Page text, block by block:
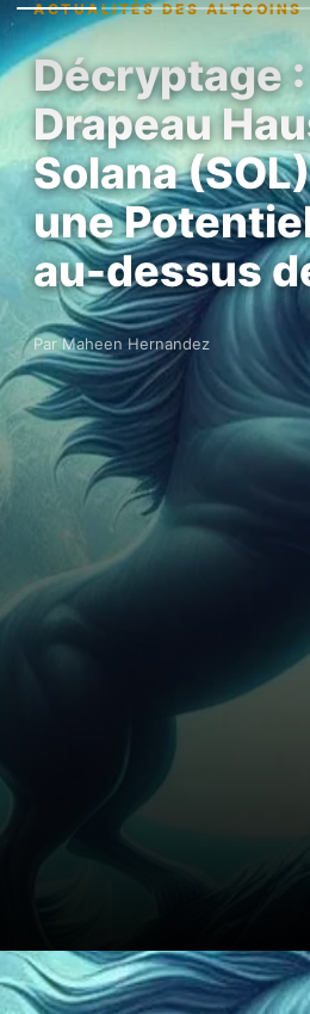
ACTUALITÉS DES ALTCOINS
Décryptage
Drapeau
Solana
une
au-dessus
Par Maheen Hernandez